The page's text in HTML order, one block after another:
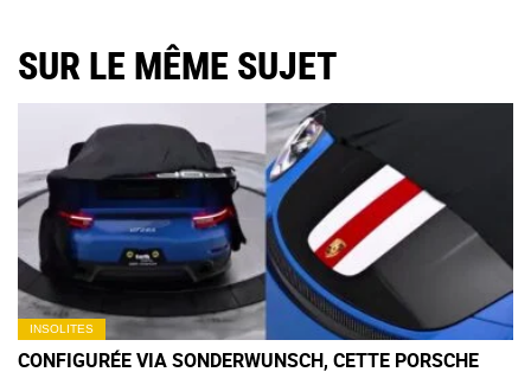
SUR LE MÊME SUJET
INSOLITES
CONFIGURÉE VIA SONDERWUNSCH, CETTE PORSCHE